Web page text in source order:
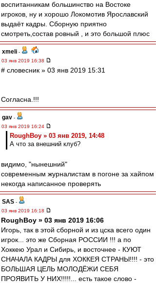
воспитанникам большинство на Востоке
игроков, ну и хорошо Локомотив Ярославский
выдаёт кадры. Сборную приятно
смотреть,состав ровный , и это большой плюс
xmeli -
03 янв 2019 16:38
# словесник » 03 янв 2019 15:31
Согласна.!!!
gav -
03 янв 2019 16:24
RoughBoy » 03 янв 2019, 14:48
А что за внешний клуб?
видимо, "нынешний"
современным журналистам в погоне за хайпом
некогда написанное проверять
SAS -
03 янв 2019 16:18
RoughBoy » 03 янв 2019 16:06
Игорь, так в этой сборной и из цска всего один
игрок... это же Сборная РОССИИ !!! а по
Хоккею Урал и Сибирь, и восточнее - КУЮТ
СНАЧАЛА КАДРЫ для ХОККЕЯ СТРАНЫ!!!! - это
БОЛЬШАЯ ЦЕЛЬ МОЛОДЁЖИ СЕБЯ
ПРОЯВИТЬ У НИХ!!!!!... есть такое слово -